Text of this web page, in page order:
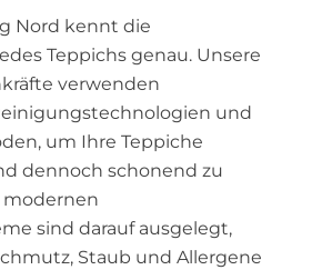
Nord kennt die
Teppichs genau. Unsere
verwenden
und
um Ihre Teppiche
dennoch schonend zu
modernen
sind darauf ausgelegt,
Staub und Allergene